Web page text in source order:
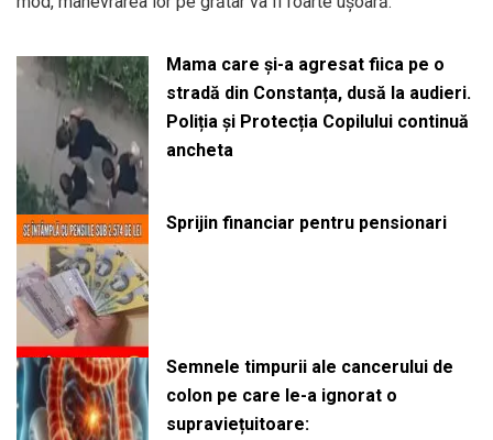
Mama care și-a agresat fiica pe o
stradă din Constanța, dusă la audieri.
Poliția și Protecția Copilului continuă
ancheta
Sprijin financiar pentru pensionari
Semnele timpurii ale cancerului de
colon pe care le-a ignorat o
supraviețuitoare: